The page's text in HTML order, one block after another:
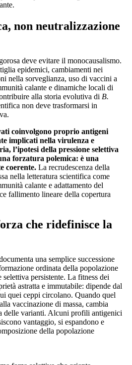
non neutralizzazione
deve evitare il monocausalismo.
epidemici, cambiamenti nei
nella sorveglianza, uso di vaccini a
calante e dinamiche locali di
alla storia evolutiva di B.
non deve trasformarsi in
coinvolgono proprio antigeni
implicati nella virulenza e
l’ipotesi della pressione selettiva
forzatura polemica: è una
coerente. La recrudescenza della
nella letteratura scientifica come
calante e adattamento del
fallimento lineare della copertura
che ridefinisce la
una semplice successione
ordinata della popolazione
selettiva persistente. La fitness dei
astratta e immutabile: dipende dal
quei ceppi circolano. Quando quel
vaccinazione di massa, cambia
delle varianti. Alcuni profili antigenici
vantaggio, si espandono e
della popolazione